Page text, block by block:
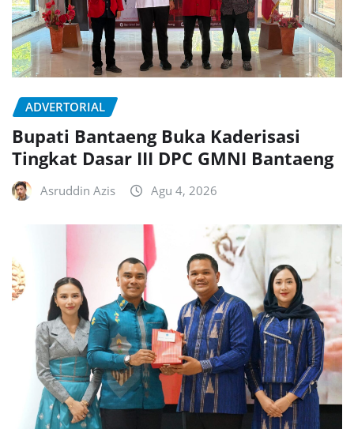
ADVERTORIAL
Bupati Bantaeng Buka Kaderisasi
Tingkat Dasar III DPC GMNI Bantaeng
Asruddin Azis Agu 4, 2026